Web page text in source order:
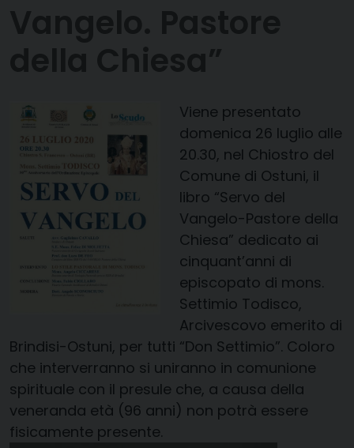
Viene presentato
domenica 26 luglio alle
20.30, nel Chiostro del
Comune di Ostuni, il
libro “Servo del
Vangelo-Pastore della
Chiesa” dedicato ai
cinquant’anni di
episcopato di mons.
Settimio Todisco,
Arcivescovo emerito di
Brindisi-Ostuni, per tutti “Don Settimio”. Coloro
che interverranno si uniranno in comunione
spirituale con il presule che, a causa della
veneranda età (96 anni) non potrà essere
fisicamente presente.